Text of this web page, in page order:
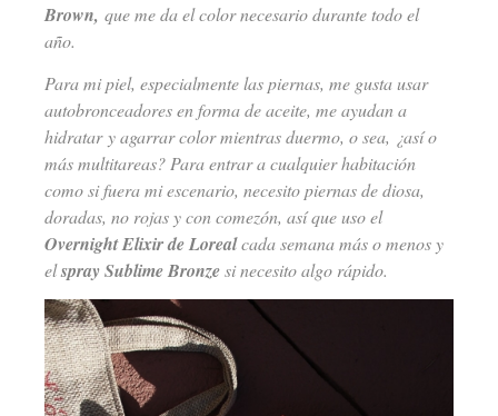
Brown, que me da el color necesario durante todo el
año.
Para mi piel, especialmente las piernas, me gusta usar
autobronceadores en forma de aceite, me ayudan a
hidratar y agarrar color mientras duermo, o sea, ¿así o
más multitareas? Para entrar a cualquier habitación
como si fuera mi escenario, necesito piernas de diosa,
doradas, no rojas y con comezón, así que uso el
Overnight Elixir de Lorealcada semana más o menos y
elspray Sublime Bronzesi necesito algo rápido.